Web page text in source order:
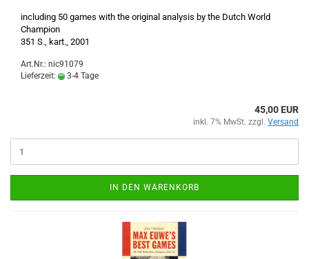
including 50 games with the original analysis by the Dutch World
Champion
351 S., kart., 2001
Art.Nr.: nic91079
Lieferzeit:
3-4 Tage
45,00 EUR
inkl. 7% MwSt. zzgl. Versand
IN DEN WARENKORB